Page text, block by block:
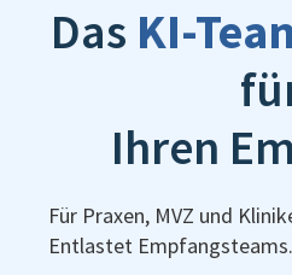
Das KI-
Ihren
Für Praxen, MVZ und
Entlastet